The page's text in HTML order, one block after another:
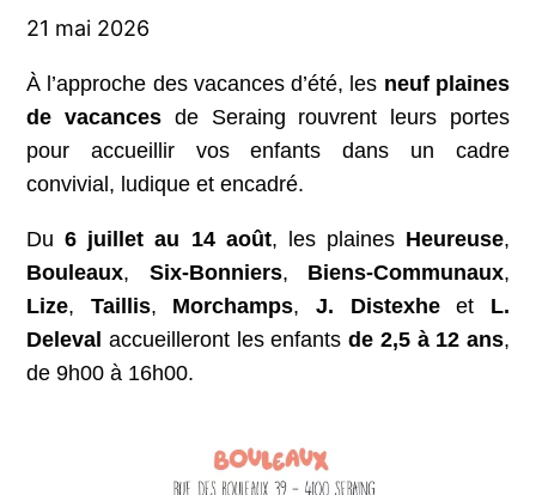
21 mai 2026
À l’approche des vacances d’été, les neuf plaines
de vacancesde Seraing rouvrent leurs portes
pour accueillir vos enfants dans un cadre
convivial, ludique et encadré.
Du6 juillet au 14 août, les plaines Heureuse,
Bouleaux, Six-Bonniers, Biens-Communaux,
Lize, Taillis, Morchamps,J. Distexheet L.
Deleval accueilleront les enfants de 2,5 à 12 ans,
de 9h00 à 16h00.